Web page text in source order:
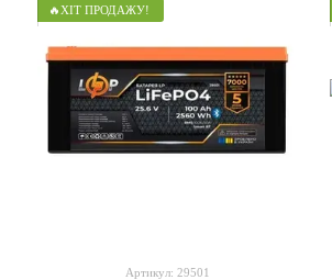
🔥ХІТ ПРОДАЖУ!
Артикул: 29501